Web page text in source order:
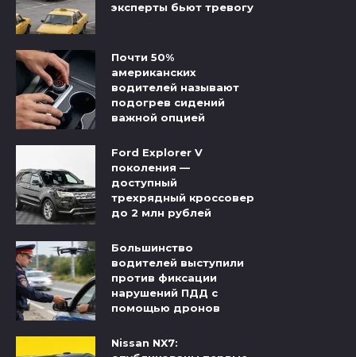
эксперты бьют тревогу
Почти 50%
американских
водителей называют
подогрев сидений
важной опцией
Ford Explorer V
поколения —
доступный
трехрядный кроссовер
до 2 млн рублей
Большинство
водителей выступили
против фиксации
нарушений ПДД с
помощью дронов
Nissan NX7: